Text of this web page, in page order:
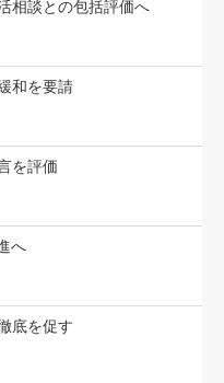
相談との包括評価へ
和を要請
を評価
へ
底を促す